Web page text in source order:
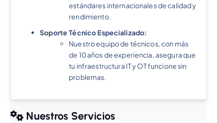
estándares internacionales de calidad y
rendimiento.
Soporte Técnico Especializado:
Nuestro equipo de técnicos, con más
de 10 años de experiencia, asegura que
tu infraestructura IT y OT funcione sin
problemas.
Nuestros Servicios